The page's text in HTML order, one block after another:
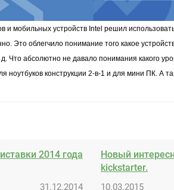
и мобильных устройств Intel решил
Это облегчило понимание того какое
д. Что абсолютно не давало понимания какого
ноутбуков конструкции 2-в-1 и для мини ПК. А
2014 года
31.12.2014
Новый
kickstarter.
10.03.2015